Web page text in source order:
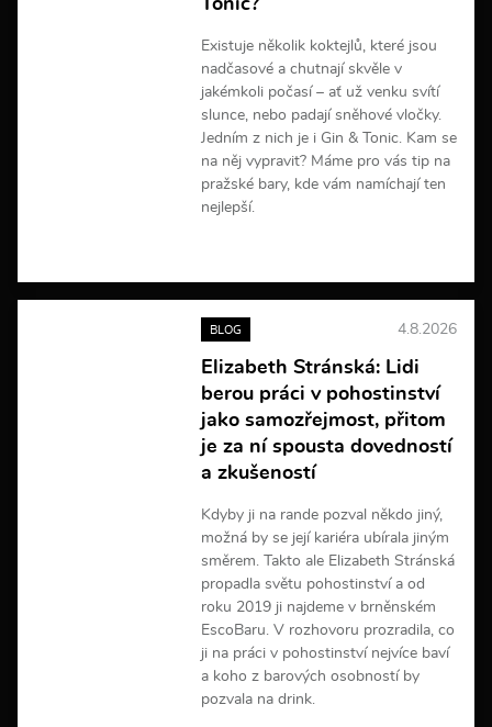
Tonic?
Existuje několik koktejlů, které jsou
nadčasové a chutnají skvěle v
jakémkoli počasí – ať už venku svítí
slunce, nebo padají sněhové vločky.
Jedním z nich je i Gin & Tonic. Kam se
na něj vypravit? Máme pro vás tip na
pražské bary, kde vám namíchají ten
nejlepší.
e
i
f
o
r
a
c
BLOG 4.8.2026
Elizabeth Stránská: Lidi
berou práci v pohostinství
jako samozřejmost, přitom
je za ní spousta dovedností
a zkušeností
Kdyby ji na rande pozval někdo jiný,
možná by se její kariéra ubírala jiným
směrem. Takto ale Elizabeth Stránská
propadla světu pohostinství a od
roku 2019 ji najdeme v brněnském
EscoBaru. V rozhovoru prozradila, co
ji na práci v pohostinství nejvíce baví
a koho z barových osobností by
pozvala na drink.